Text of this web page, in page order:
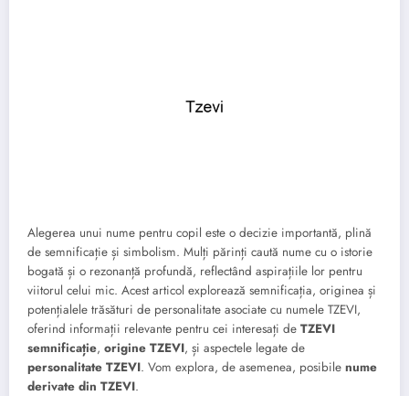
Alegerea unui nume pentru copil este o decizie importantă, plină
de semnificație și simbolism. Mulți părinți caută nume cu o istorie
bogată și o rezonanță profundă, reflectând aspirațiile lor pentru
viitorul celui mic. Acest articol explorează semnificația, originea și
potențialele trăsături de personalitate asociate cu numele TZEVI,
oferind informații relevante pentru cei interesați de TZEVI
semnificație, origine TZEVI, și aspectele legate de
personalitate TZEVI. Vom explora, de asemenea, posibile nume
derivate din TZEVI.